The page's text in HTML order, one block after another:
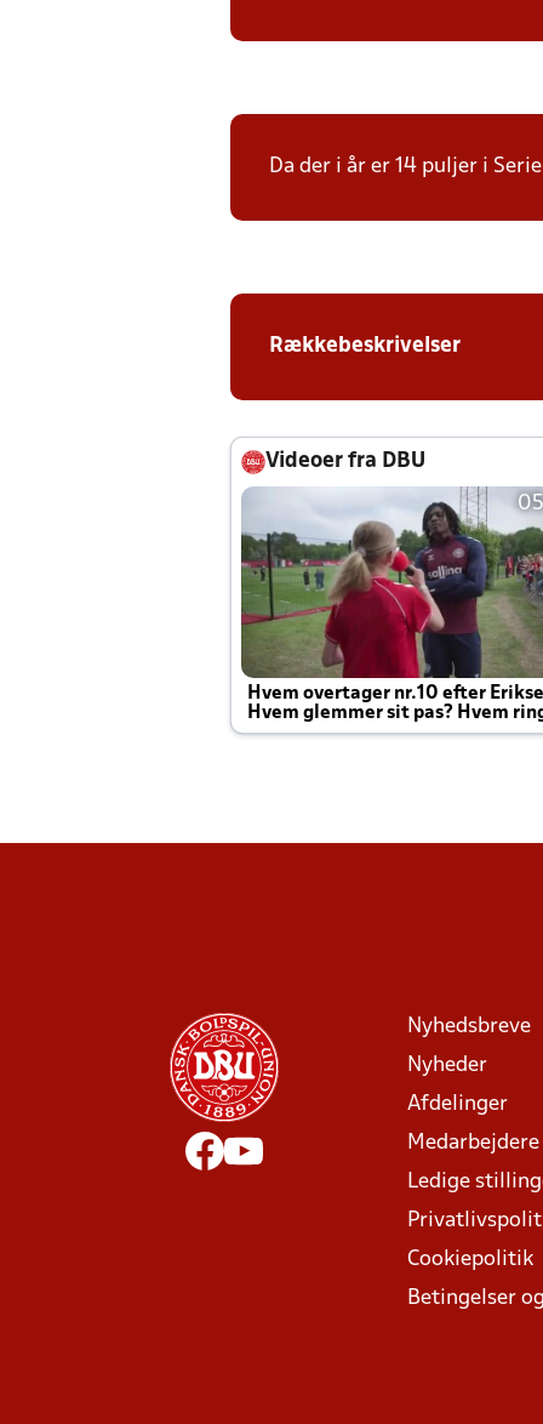
Da der i år er 14 puljer i
Rækkebeskrivelser
Videoer fra DBU
Hvem overtager nr.10 efter
Hvem glemmer sit pas? Hvem
Joachim altid til efter kampe?
Nyhedsbreve
Nyheder
Afdelinger
Medarbejdere
Ledige
Cookiepolitik
Betingelser